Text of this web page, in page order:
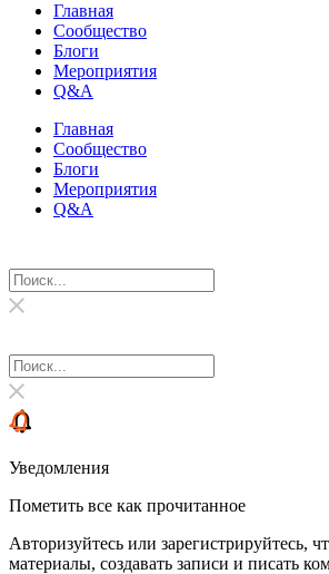
Главная
Сообщество
Блоги
Мероприятия
Q&A
Главная
Сообщество
Блоги
Мероприятия
Q&A
Уведомления
Пометить все как прочитанное
Авторизуйтесь или зарегистрируйтесь,
материалы, создавать записи и писать